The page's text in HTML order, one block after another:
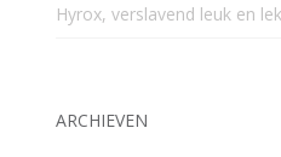
Hyrox, verslavend leuk en
ARCHIEVEN